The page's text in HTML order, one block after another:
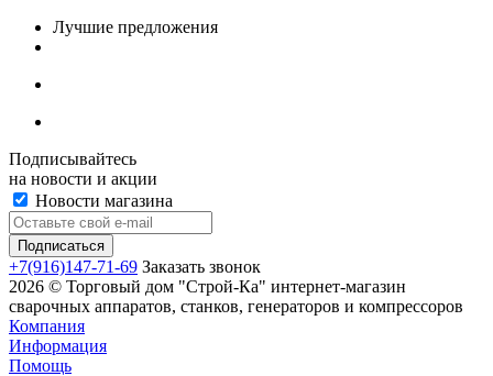
Лучшие предложения
Подписывайтесь
на новости и акции
Новости магазина
+7(916)147-71-69 Заказать звонок
2026 © Торговый дом "Строй-Ка" интернет-магазин
сварочных аппаратов, станков, генераторов и компрессоров
Компания
Информация
Помощь